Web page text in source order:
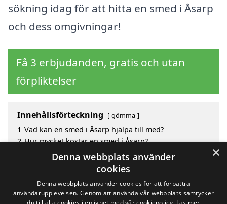
sökning idag för att hitta en smed i Åsarp
och dess omgivningar!
Få 3 erbjudanden, gratis och utan
förpliktelser
Innehållsförteckning gömma
1 Vad kan en smed i Åsarp hjälpa till med?
2 Hur mycket kostar en smed i Åsarp?
Fördelar med att välja smed i Åsarp
Sök efter en skicklig smed i de omgivande städerna
×
Denna webbplats använder
cookies
Denna webbplats använder cookies för att förbättra
användarupplevelsen. Genom att använda vår webbplats samtycker